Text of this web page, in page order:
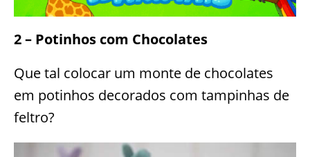
2 – Potinhos com Chocolates
Que tal colocar um monte de chocolates
em potinhos decorados com tampinhas de
feltro?